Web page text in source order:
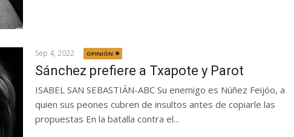
Sep 4, 2022 OPINIÓN
Sánchez prefiere a Txapote y Parot
ISABEL SAN SEBASTIÁN-ABC Su enemigo es Núñez Feijóo, a
quien sus peones cubren de insultos antes de copiarle las
propuestas En la batalla contra el...